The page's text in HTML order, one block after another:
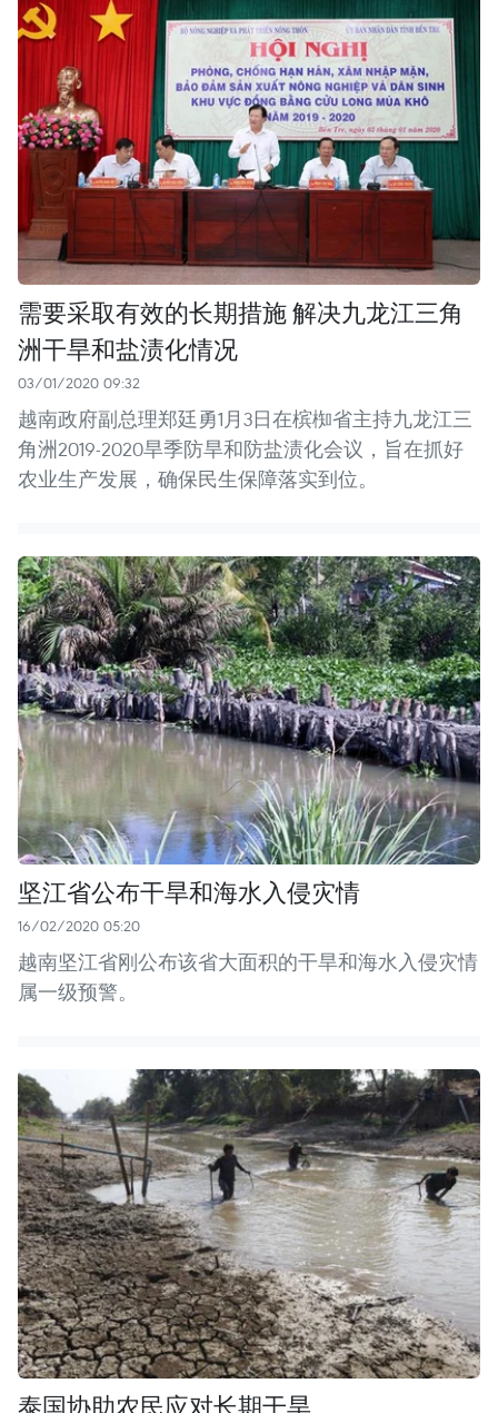
需要采取有效的长期措施 解决九龙江三角
洲干旱和盐渍化情况
03/01/2020 09:32
越南政府副总理郑廷勇1月3日在槟椥省主持九龙江三
角洲2019-2020旱季防旱和防盐渍化会议，旨在抓好
农业生产发展，确保民生保障落实到位。
坚江省公布干旱和海水入侵灾情
16/02/2020 05:20
越南坚江省刚公布该省大面积的干旱和海水入侵灾情
属一级预警。
泰国协助农民应对长期干旱